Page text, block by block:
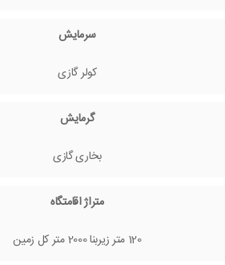
سرمایش
کولر گازی
گرمایش
بخاری گازی
متراژ اقامتگاه
120 متر زیربنا 2000 متر کل زمین